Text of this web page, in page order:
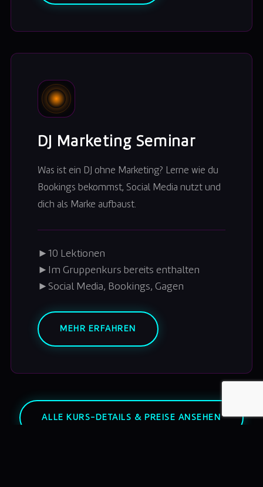
DJ Marketing Seminar
Was ist ein DJ ohne Marketing? Lerne wie du
Bookings bekommst, Social Media nutzt und
dich als Marke aufbaust.
► 10 Lektionen
► Im Gruppenkurs bereits enthalten
► Social Media, Bookings, Gagen
MEHR ERFAHREN
ALLE KURS-DETAILS & PREISE ANSEHEN